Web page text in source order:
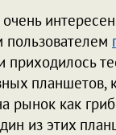
приходилось
планшетов,
рынок как
из этих